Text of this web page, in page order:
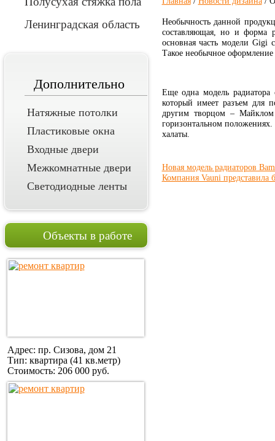
Ленинградская область
Дополнительно
Натяжные потолки
Пластиковые окна
Входные двери
Межкомнатные двери
Светодиодные ленты
Объекты в работе
Адрес: пр. Сизова, дом 21
Тип: квартира (41 кв.метр)
Стоимость: 206 000 руб.
Необычность данной
составляющая, но и форма
основная часть модели Gigi
Такое необычное
Еще одна модель
который имеет разъем для
другим творцом –
горизонтальном
халаты.
Новая модель радиаторов
Компания Vauni представила